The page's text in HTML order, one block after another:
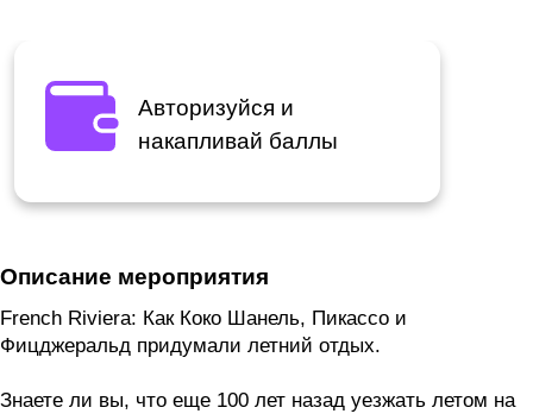
Авторизуйся и
накапливай баллы
Описание мероприятия
French Riviera: Как Коко Шанель, Пикассо и
Фицджеральд придумали летний отдых.
Знаете ли вы, что еще 100 лет назад уезжать летом на